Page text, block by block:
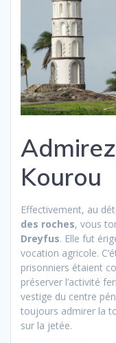
Kourou
Effectivement, au
des roches, vous
Dreyfus. Elle fut
vocation agricole.
prisonniers étaient
préserver l’activité
vestige du centre
toujours admirer la
sur la jetée.